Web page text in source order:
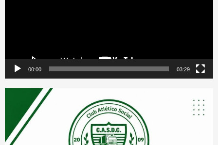
00:00 03:29